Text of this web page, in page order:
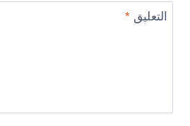
التعليق*